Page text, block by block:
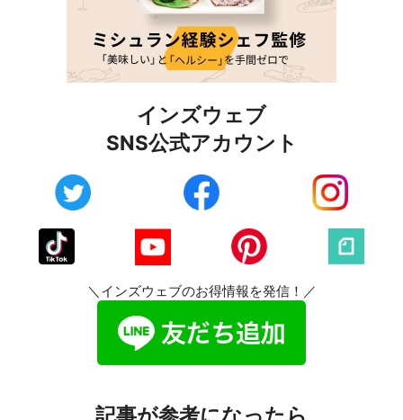
インズウェブ
SNS公式アカウント
＼インズウェブのお得情報を発信！／